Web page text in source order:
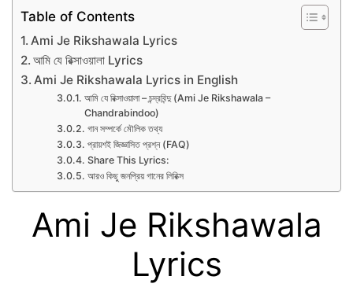
Table of Contents
Ami Je Rikshawala Lyrics
আমি যে রিক্সাওয়ালা Lyrics
Ami Je Rikshawala Lyrics in English
আমি যে রিক্সাওয়ালা – চন্দ্রবিন্দু (Ami Je Rikshawala –
Chandrabindoo)
গান সম্পর্কে মৌলিক তথ্য
প্রায়শই জিজ্ঞাসিত প্রশ্ন (FAQ)
Share This Lyrics:
আরও কিছু জনপ্রিয় গানের লিরিক্স
Ami Je Rikshawala
Lyrics